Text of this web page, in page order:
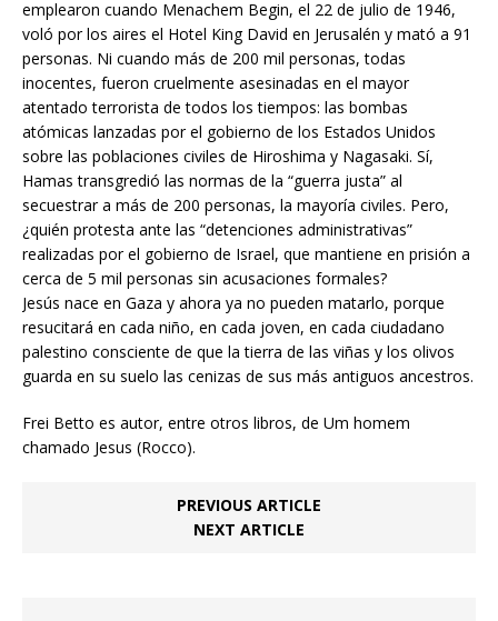
emplearon cuando Menachem Begin, el 22 de julio de 1946,
voló por los aires el Hotel King David en Jerusalén y mató a 91
personas. Ni cuando más de 200 mil personas, todas
inocentes, fueron cruelmente asesinadas en el mayor
atentado terrorista de todos los tiempos: las bombas
atómicas lanzadas por el gobierno de los Estados Unidos
sobre las poblaciones civiles de Hiroshima y Nagasaki. Sí,
Hamas transgredió las normas de la “guerra justa” al
secuestrar a más de 200 personas, la mayoría civiles. Pero,
¿quién protesta ante las “detenciones administrativas”
realizadas por el gobierno de Israel, que mantiene en prisión a
cerca de 5 mil personas sin acusaciones formales?
Jesús nace en Gaza y ahora ya no pueden matarlo, porque
resucitará en cada niño, en cada joven, en cada ciudadano
palestino consciente de que la tierra de las viñas y los olivos
guarda en su suelo las cenizas de sus más antiguos ancestros.
Frei Betto es autor, entre otros libros, de Um homem
chamado Jesus (Rocco).
PREVIOUS ARTICLE
NEXT ARTICLE